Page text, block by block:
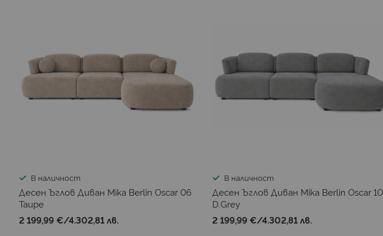
В наличност
Десен Ъглов Диван Mika Berlin Oscar 06
Taupe
2 199,99 €/4.302,81 лв.
В наличност
Десен Ъглов Диван Mika Berlin Oscar 10
D.Grey
2 199,99 €/4.302,81 лв.